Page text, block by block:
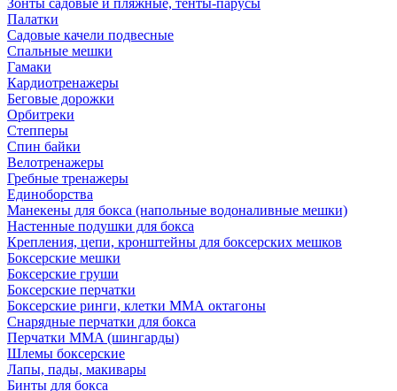
Зонты садовые и пляжные, тенты-парусы
Палатки
Садовые качели подвесные
Спальные мешки
Гамаки
Кардиотренажеры
Беговые дорожки
Орбитреки
Степперы
Спин байки
Велотренажеры
Гребные тренажеры
Единоборства
Манекены для бокса (напольные водоналивные мешки)
Настенные подушки для бокса
Крепления, цепи, кронштейны для боксерских мешков
Боксерские мешки
Боксерские груши
Боксерские перчатки
Боксерские ринги, клетки ММА октагоны
Снарядные перчатки для бокса
Перчатки MMA (шингарды)
Шлемы боксерские
Лапы, пады, макивары
Бинты для бокса